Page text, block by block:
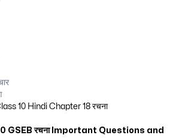
GSEB रचना Important Questions and